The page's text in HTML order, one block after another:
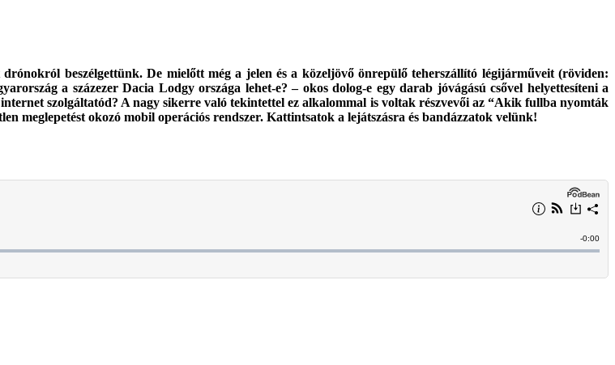
beszélgettünk. De mielőtt még a jelen és a közeljövő önrepülő teherszállító légijárműveit (röviden:
a százezer Dacia Lodgy országa lehet-e? – okos dolog-e egy darab jóvágású csővel helyettesíteni a
szolgáltatód? A nagy sikerre való tekintettel ez alkalommal is voltak részvevői az “Akik fullba nyomták
meglepetést okozó mobil operációs rendszer. Kattintsatok a lejátszásra és bandázzatok velünk!